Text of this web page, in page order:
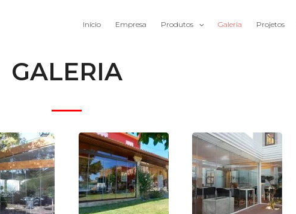
Início Empresa Produtos Galeria Projetos
GALERIA